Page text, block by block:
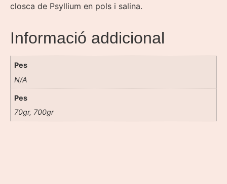
closca de Psyllium en pols i salina.
Informació addicional
Pes
N/A
Pes
70gr, 700gr